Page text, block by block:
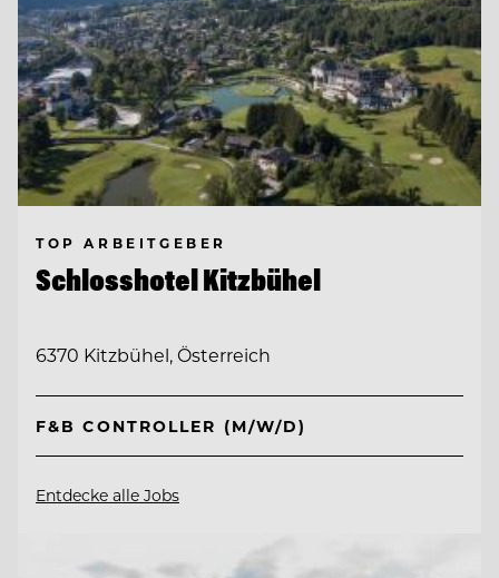
TOP ARBEITGEBER
Schlosshotel Kitzbühel
6370 Kitzbühel, Österreich
F&B CONTROLLER (M/W/D)
Entdecke alle Jobs